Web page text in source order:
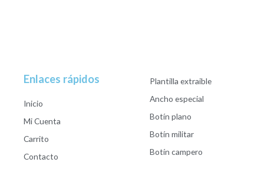
Enlaces rápidos
Inicio
Mi Cuenta
Carrito
Contacto
Plantilla extraible
Ancho especial
Botín plano
Botín militar
Botín campero